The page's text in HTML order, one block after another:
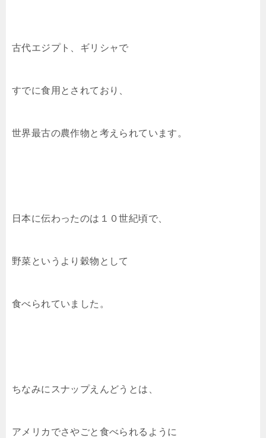
古代エジプト、ギリシャで
すでに食用とされており、
世界最古の農作物と考えられています。
日本に伝わったのは１０世紀頃で、
野菜というより穀物として
食べられていました。
ちなみにスナップえんどうとは、
アメリカでさやごと食べられるように